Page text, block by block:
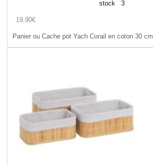
stock 3
19,90€
Panier ou Cache pot Yach Corail en coton 30 cm